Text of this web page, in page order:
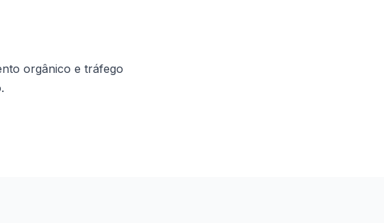
orgânico e tráfego